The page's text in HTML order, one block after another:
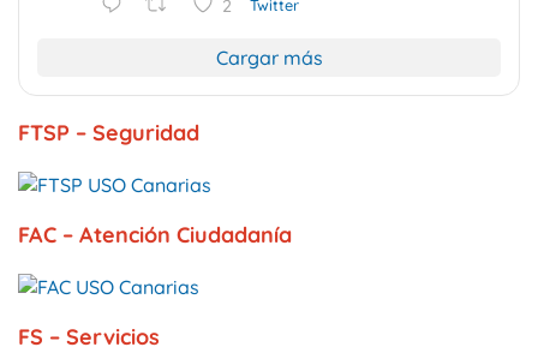
2 Twitter
Cargar más
FTSP – Seguridad
FAC – Atención Ciudadanía
FS – Servicios